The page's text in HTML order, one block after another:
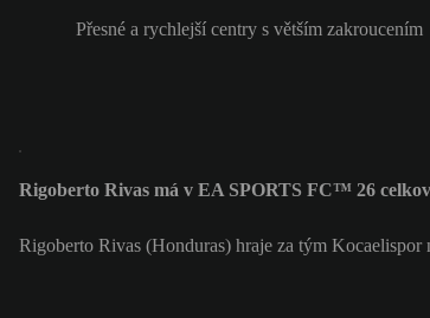
Přesné a rychlejší centry s větším zakroucením
Rigoberto Rivas má v EA SPORTS FC™ 26
Rigoberto Rivas (Honduras) hraje za tým